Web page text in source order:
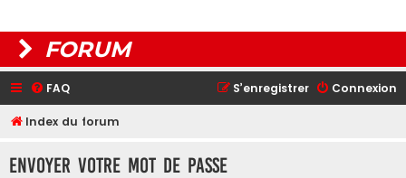
FORUM
FAQ Connexion
S’enregistrer
Index du forum
Envoyer votre mot de passe